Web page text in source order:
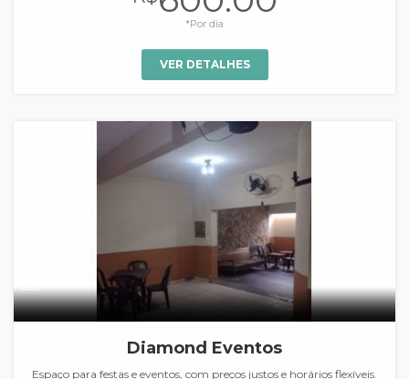
*Por dia
VER DETALHES
Diamond Eventos
Espaço para festas e eventos, com preços justos e horários flexíveis.